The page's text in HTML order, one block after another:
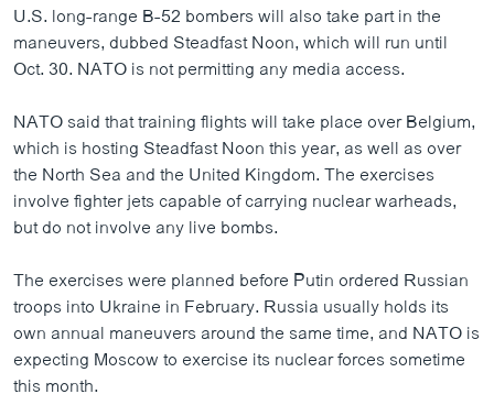
U.S. long-range B-52 bombers will also take part in the
maneuvers, dubbed Steadfast Noon, which will run until
Oct. 30. NATO is not permitting any media access.
NATO said that training flights will take place over Belgium,
which is hosting Steadfast Noon this year, as well as over
the North Sea and the United Kingdom. The exercises
involve fighter jets capable of carrying nuclear warheads,
but do not involve any live bombs.
The exercises were planned before Putin ordered Russian
troops into Ukraine in February. Russia usually holds its
own annual maneuvers around the same time, and NATO is
expecting Moscow to exercise its nuclear forces sometime
this month.